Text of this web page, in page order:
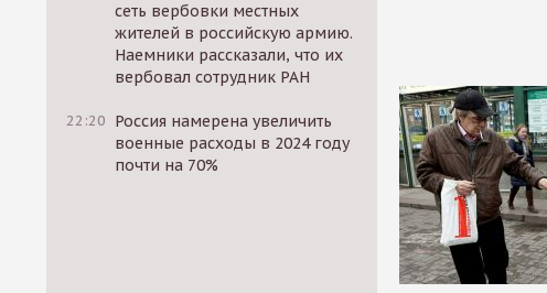
сеть вербовки местных
жителей в российскую армию.
Наемники рассказали, что их
вербовал сотрудник РАН
22:20 Россия намерена увеличить
военные расходы в 2024 году
почти на 70%